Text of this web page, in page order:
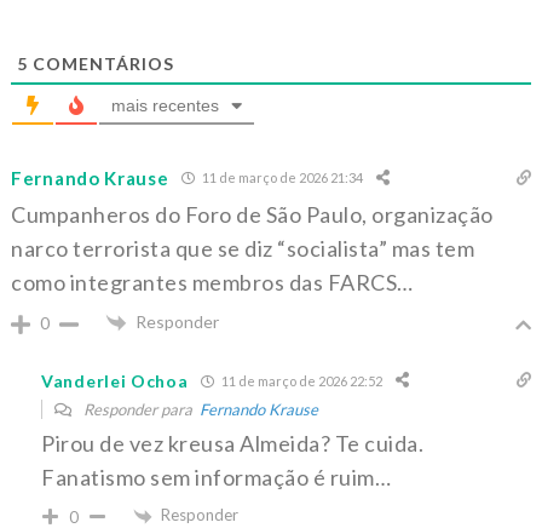
5 COMENTÁRIOS
mais recentes
Fernando Krause 11 de março de 2026 21:34
Cumpanheros do Foro de São Paulo, organização
narco terrorista que se diz “socialista” mas tem
como integrantes membros das FARCS…
0 Responder
Vanderlei Ochoa 11 de março de 2026 22:52
Responder para Fernando Krause
Pirou de vez kreusa Almeida? Te cuida.
Fanatismo sem informação é ruim…
0 Responder